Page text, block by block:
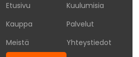
Etusivu
Kuulumisia
Kauppa
Palvelut
Meistä
Yhteystiedot